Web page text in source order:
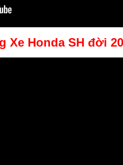
Xe Honda SH đời